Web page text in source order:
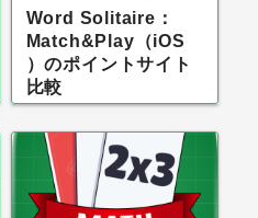
Word Solitaire：
Match&Play（iOS
）のポイントサイト
比較